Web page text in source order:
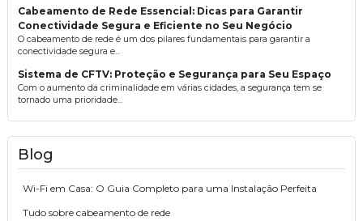
Cabeamento de Rede Essencial: Dicas para Garantir
Conectividade Segura e Eficiente no Seu Negócio
O cabeamento de rede é um dos pilares fundamentais para garantir a
conectividade segura e...
Sistema de CFTV: Proteção e Segurança para Seu Espaço
Com o aumento da criminalidade em várias cidades, a segurança tem se
tornado uma prioridade...
Blog
Wi-Fi em Casa: O Guia Completo para uma Instalação Perfeita
Tudo sobre cabeamento de rede